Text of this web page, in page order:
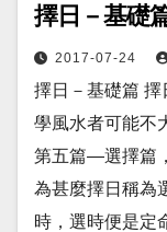
擇日－基礎
2017-07-24
擇日－基礎篇
學風水者可能不
第五篇—選擇篇
為甚麼擇日稱為
時，選時便是定